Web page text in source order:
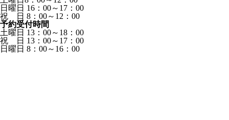
日曜日 16：00～17：00
祝 日 8：00～12：00
予約受付時間
土曜日 13：00～18：00
祝 日 13：00～17：00
日曜日 8：00～16：00